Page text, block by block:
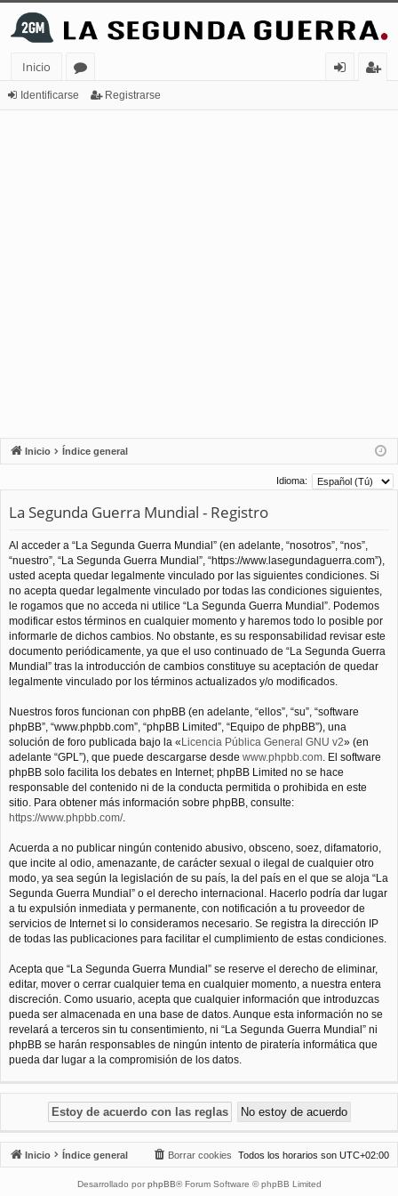
Inicio
or
Identificarse Registrarse
Inicio Índice general
Idioma:
La Segunda Guerra Mundial - Registro
Al acceder a “La Segunda Guerra Mundial” (en adelante, “nosotros”, “nos”,
“nuestro”, “La Segunda Guerra Mundial”, “https://www.lasegundaguerra.com”),
usted acepta quedar legalmente vinculado por las siguientes condiciones. Si
no acepta quedar legalmente vinculado por todas las condiciones siguientes,
le rogamos que no acceda ni utilice “La Segunda Guerra Mundial”. Podemos
modificar estos términos en cualquier momento y haremos todo lo posible por
informarle de dichos cambios. No obstante, es su responsabilidad revisar este
documento periódicamente, ya que el uso continuado de “La Segunda Guerra
Mundial” tras la introducción de cambios constituye su aceptación de quedar
legalmente vinculado por los términos actualizados y/o modificados.
Nuestros foros funcionan con phpBB (en adelante, “ellos”, “su”, “software
phpBB”, “www.phpbb.com”, “phpBB Limited”, “Equipo de phpBB”), una
solución de foro publicada bajo la «Licencia Pública General GNU v2» (en
adelante “GPL”), que puede descargarse desde www.phpbb.com. El software
phpBB solo facilita los debates en Internet; phpBB Limited no se hace
responsable del contenido ni de la conducta permitida o prohibida en este
sitio. Para obtener más información sobre phpBB, consulte:
https://www.phpbb.com/.
Acuerda a no publicar ningún contenido abusivo, obsceno, soez, difamatorio,
que incite al odio, amenazante, de carácter sexual o ilegal de cualquier otro
modo, ya sea según la legislación de su país, la del país en el que se aloja “La
Segunda Guerra Mundial” o el derecho internacional. Hacerlo podría dar lugar
a tu expulsión inmediata y permanente, con notificación a tu proveedor de
servicios de Internet si lo consideramos necesario. Se registra la dirección IP
de todas las publicaciones para facilitar el cumplimiento de estas condiciones.
Acepta que “La Segunda Guerra Mundial” se reserve el derecho de eliminar,
editar, mover o cerrar cualquier tema en cualquier momento, a nuestra entera
discreción. Como usuario, acepta que cualquier información que introduzcas
pueda ser almacenada en una base de datos. Aunque esta información no se
revelará a terceros sin tu consentimiento, ni “La Segunda Guerra Mundial” ni
phpBB se harán responsables de ningún intento de piratería informática que
pueda dar lugar a la compromisión de los datos.
Inicio Índice general Todos los horarios son UTC+02:00
Borrar cookies
Desarrollado por phpBB® Forum Software © phpBB Limited